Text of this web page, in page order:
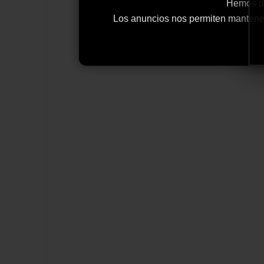
Hemos
Los anuncios nos permiten